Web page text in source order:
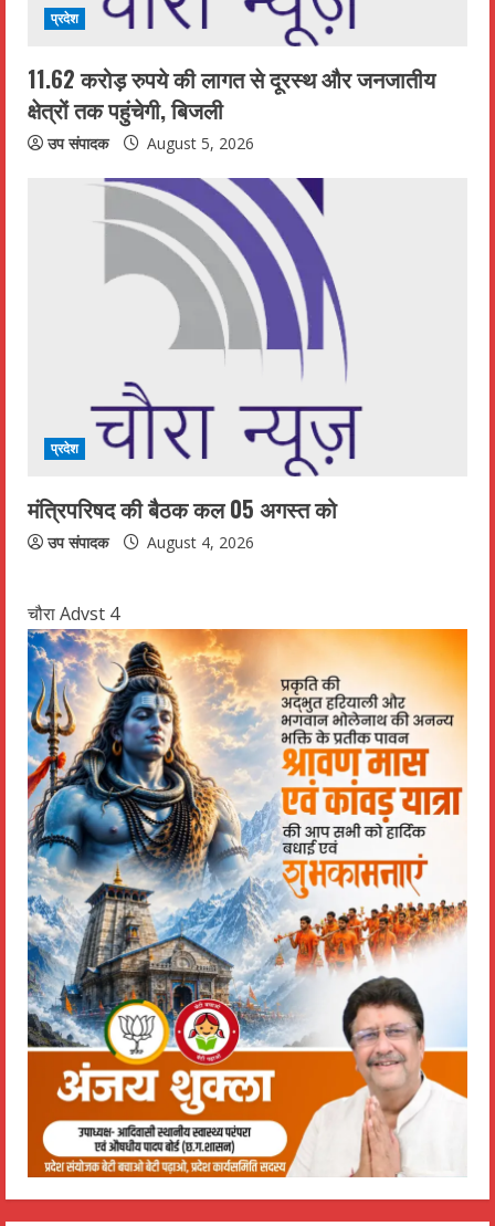
प्रदेश
11.62 करोड़ रुपये की लागत से दूरस्थ और जनजातीय
क्षेत्रों तक पहुंचेगी, बिजली
उप संपादक August 5, 2026
प्रदेश
मंत्रिपरिषद की बैठक कल 05 अगस्त को
उप संपादक August 4, 2026
चौरा Advst 4